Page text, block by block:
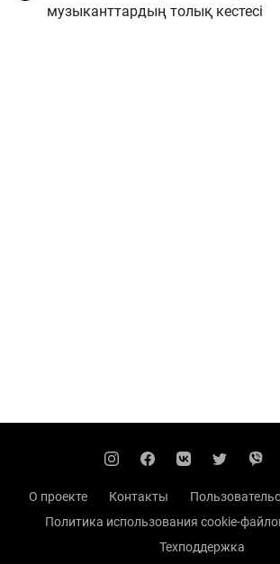
музыканттардың толық кестесі
О проекте Контакты
Политика использования cookie-
Техподдержка